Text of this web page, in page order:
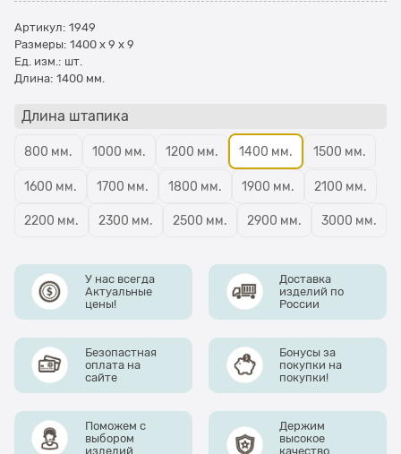
Артикул: 1949
Размеры: 1400 x 9 x 9
Ед. изм.: шт.
Длина: 1400 мм.
Длина штапика
800 мм. 1000 мм. 1200 мм. 1400 мм. 1500 мм.
1600 мм. 1700 мм. 1800 мм. 1900 мм. 2100 мм.
2200 мм. 2300 мм. 2500 мм. 2900 мм. 3000 мм.
У нас всегда
Актуальные
цены!
Доставка
изделий по
России
Безопастная
оплата на
сайте
Бонусы за
покупки на
покупки!
Поможем с
выбором
изделий.
Держим
высокое
качество